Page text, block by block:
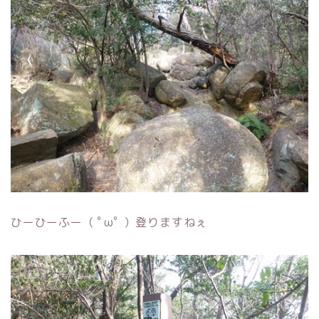
ひーひーふー（ ﾟωﾟ ）登りますねぇ